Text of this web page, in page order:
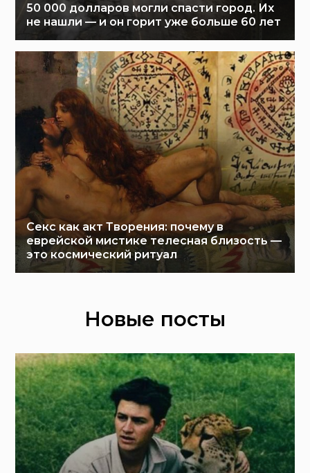
50 000 долларов могли спасти город. Их
не нашли — и он горит уже больше 60 лет
Секс как акт Творения: почему в
еврейской мистике телесная близость —
это космический ритуал
Новые посты